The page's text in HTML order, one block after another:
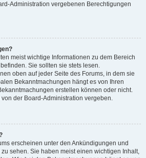
Administration vergebenen Berechtigungen
meist wichtige Informationen zu dem Bereich
Sie sollten sie stets lesen.
oben auf jeder Seite des Forums, in dem sie
Bekanntmachungen hängt es von Ihren
erstellen können oder nicht.
der Board-Administration vergeben.
erscheinen unter den Ankündigungen und
sehen. Sie haben meist einen wichtigen Inhalt,